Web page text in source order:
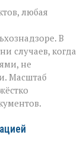
Ростовской
вскрыли
массовые
нарушения
любая
В
случаев, когда
не
Масштаб